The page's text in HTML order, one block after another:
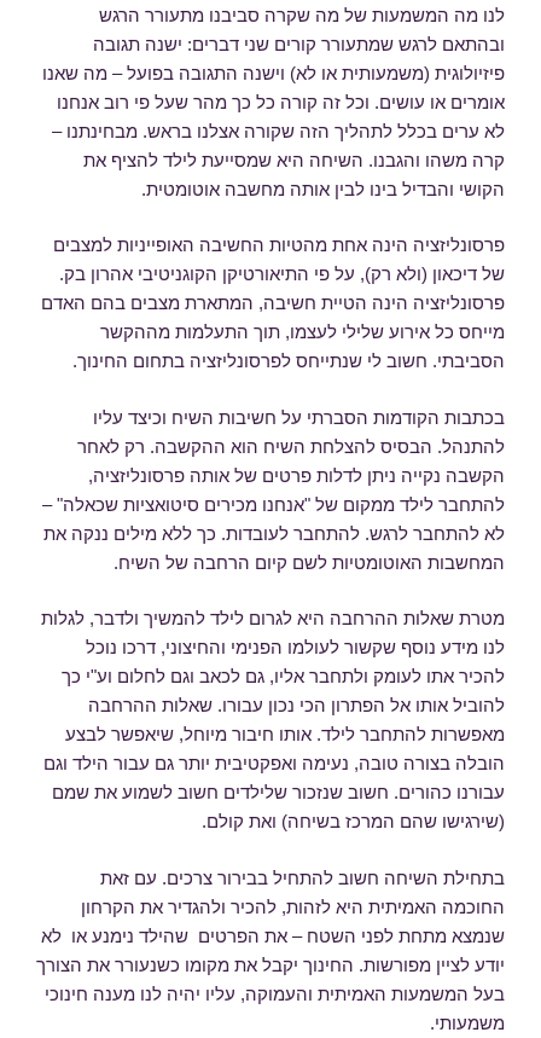
לנו מה המשמעות של מה שקרה סביבנו מתעורר הרגש
ובהתאם לרגש שמתעורר קורים שני דברים: ישנה תגובה
פיזיולוגית (משמעותית או לא) וישנה התגובה בפועל – מה שאנו
אומרים או עושים. וכל זה קורה כל כך מהר שעל פי רוב אנחנו
לא ערים בכלל לתהליך הזה שקורה אצלנו בראש. מבחינתנו –
קרה משהו והגבנו. השיחה היא שמסייעת לילד להציף את
הקושי והבדיל בינו לבין אותה מחשבה אוטומטית.
פרסונליזציה הינה אחת מהטיות החשיבה האופייניות למצבים
של דיכאון (ולא רק), על פי התיאורטיקן הקוגניטיבי אהרון בק.
פרסונליזציה הינה הטיית חשיבה, המתארת מצבים בהם האדם
מייחס כל אירוע שלילי לעצמו, תוך התעלמות מההקשר
הסביבתי. חשוב לי שנתייחס לפרסונליזציה בתחום החינוך.
בכתבות הקודמות הסברתי על חשיבות השיח וכיצד עליו
להתנהל. הבסיס להצלחת השיח הוא ההקשבה. רק לאחר
הקשבה נקייה ניתן לדלות פרטים של אותה פרסונליזציה,
להתחבר לילד ממקום של "אנחנו מכירים סיטואציות שכאלה" –
לא להתחבר לרגש. להתחבר לעובדות. כך ללא מילים ננקה את
המחשבות האוטומטיות לשם קיום הרחבה של השיח.
מטרת שאלות ההרחבה היא לגרום לילד להמשיך ולדבר, לגלות
לנו מידע נוסף שקשור לעולמו הפנימי והחיצוני, דרכו נוכל
להכיר אתו לעומק ולתחבר אליו, גם לכאב וגם לחלום וע"י כך
להוביל אותו אל הפתרון הכי נכון עבורו. שאלות ההרחבה
מאפשרות להתחבר לילד. אותו חיבור מיוחל, שיאפשר לבצע
הובלה בצורה טובה, נעימה ואפקטיבית יותר גם עבור הילד וגם
עבורנו כהורים. חשוב שנזכור שלילדים חשוב לשמוע את שמם
(שירגישו שהם המרכז בשיחה) ואת קולם.
בתחילת השיחה חשוב להתחיל בבירור צרכים. עם זאת
החוכמה האמיתית היא לזהות, להכיר ולהגדיר את הקרחון
שנמצא מתחת לפני השטח – את הפרטים שהילד נימנע או לא
יודע לציין מפורשות. החינוך יקבל את מקומו כשנעורר את הצורך
בעל המשמעות האמיתית והעמוקה, עליו יהיה לנו מענה חינוכי
משמעותי.